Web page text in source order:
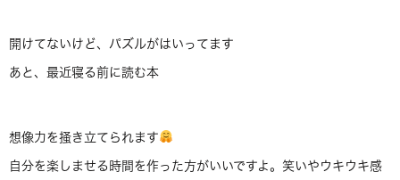
開けてないけど、パズルがはいってます
あと、最近寝る前に読む本
想像力を掻き立てられます
自分を楽しませる時間を作った方がいいですよ。笑いやウキウキ感